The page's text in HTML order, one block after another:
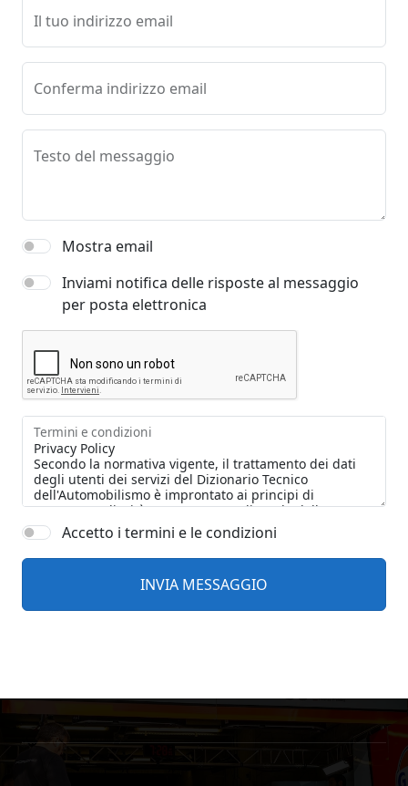
Il tuo indirizzo email
Conferma indirizzo email
Testo del messaggio
Mostra email
Inviami notifica delle risposte al messaggio
per posta elettronica
Termini e condizioni
Accetto i termini e le condizioni